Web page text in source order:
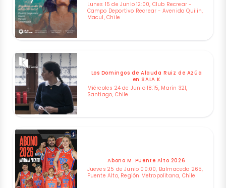
Lunes 15 de Junio 12:00, Club Recrear -
Campo Deportivo Recrear - Avenida Quilin,
Macul, Chile
Los Domingos de Alauda Ruiz de Azúa
en SALA K
Miércoles 24 de Junio 18:15, Marín 321,
Santiago, Chile
Abono M. Puente Alto 2026
Jueves 25 de Junio 00:00, Balmaceda 265,
Puente Alto, Región Metropolitana, Chile